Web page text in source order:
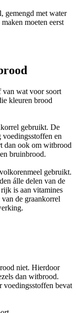
gemengd met water
moeten eerst
van wat voor soort
kleuren brood
gebruikt. De
en
dan ook om witbrood
bruinbrood.
gebruikt.
álle delen van de
is aan vitamines
de graankorrel
niet. Hierdoor
dan witbrood.
voedingsstoffen bevat